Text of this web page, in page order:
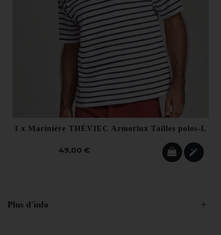
1 x Marinière THÉVIEC Armorlux Tailles polos-L
49,00 €
Plus d'info